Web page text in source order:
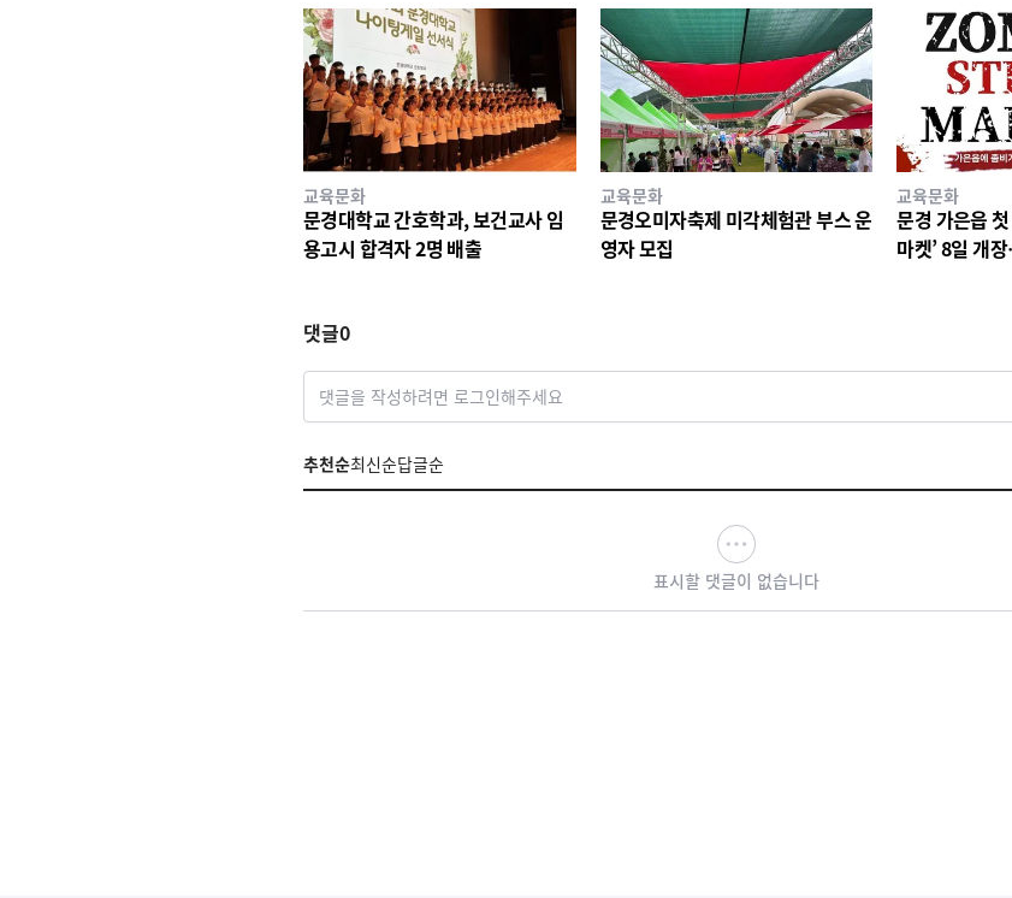
교육문화
문경대학교 간호학과, 보건교사 임
용고시 합격자 2명 배출
교육문화
문경오미자축제 미각체험관 부스 운
영자 모집
교육문화
문경 가은읍
마켓’ 8일 개
댓글0
댓글을 작성하려면 로그인해주세요
추천순최신순답글순
표시할 댓글이 없습니다